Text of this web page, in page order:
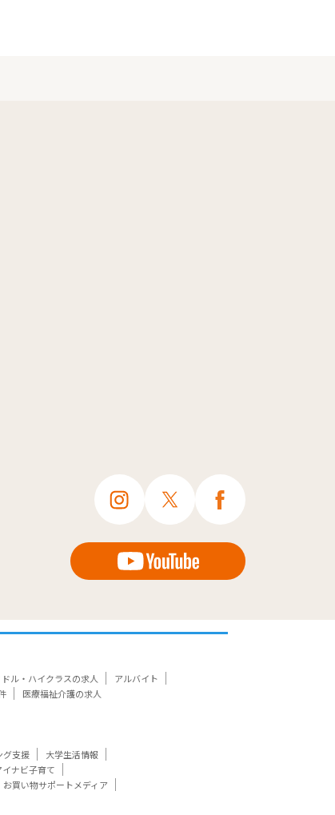
ドル・ハイクラスの求人
アルバイト
医療福祉介護の求人
グ支援
大学生活情報
イナビ子育て
お買い物サポートメディア